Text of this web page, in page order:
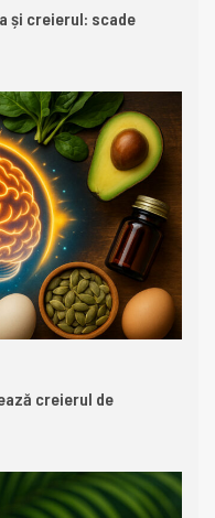
și creierul: scade
creierul de